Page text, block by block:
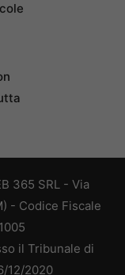
365 SRL - Via
- Codice Fiscale
il Tribunale di
12/2020